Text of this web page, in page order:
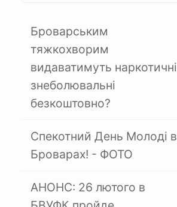
Броварським
тяжкохворим
видаватимуть наркотичні
знеболювальні
безкоштовно?
Спекотний День Молоді в
Броварах! - ФОТО
АНОНС: 26 лютого в